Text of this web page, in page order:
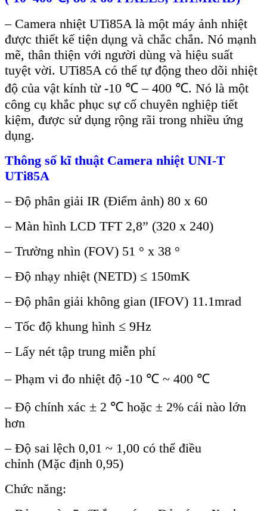
– Camera nhiệt UTi85A là một máy ảnh nhiệt
được thiết kế tiện dụng và chắc chắn. Nó mạnh
mẽ, thân thiện với người dùng và hiệu suất
tuyệt vời. UTi85A có thể tự động theo dõi nhiệt
độ của vật kính từ -10 ℃ – 400 ℃. Nó là một
công cụ khắc phục sự cố chuyên nghiệp tiết
kiệm, được sử dụng rộng rãi trong nhiều ứng
dụng.
Thông số kĩ thuật Camera nhiệt UNI-T
UTi85A
– Độ phân giải IR (Điểm ảnh) 80 x 60
– Màn hình LCD TFT 2,8” (320 x 240)
– Trường nhìn (FOV) 51 ° x 38 °
– Độ nhạy nhiệt (NETD) ≤ 150mK
– Độ phân giải không gian (IFOV) 11.1mrad
– Tốc độ khung hình ≤ 9Hz
– Lấy nét tập trung miễn phí
– Phạm vi đo nhiệt độ -10 ℃ ~ 400 ℃
– Độ chính xác ± 2 ℃ hoặc ± 2% cái nào lớn
hơn
– Độ sai lệch 0,01 ~ 1,00 có thể điều
chỉnh (Mặc định 0,95)
Chức năng: